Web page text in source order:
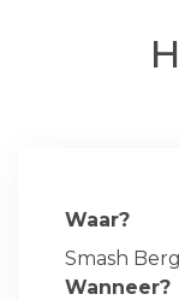
Waar?
Smash
Wanneer?